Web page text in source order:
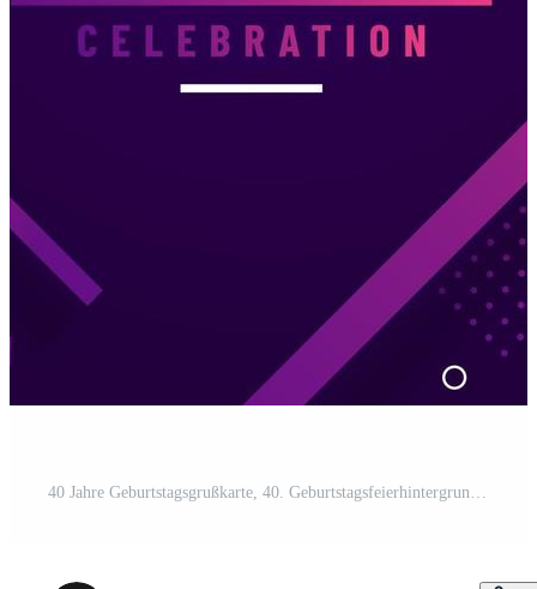
40 Jahre Geburtstagsgrußkarte, 40. Geburtstagsfeierhintergrund freier Vektor. Pro-Vektor und Pro-SVG